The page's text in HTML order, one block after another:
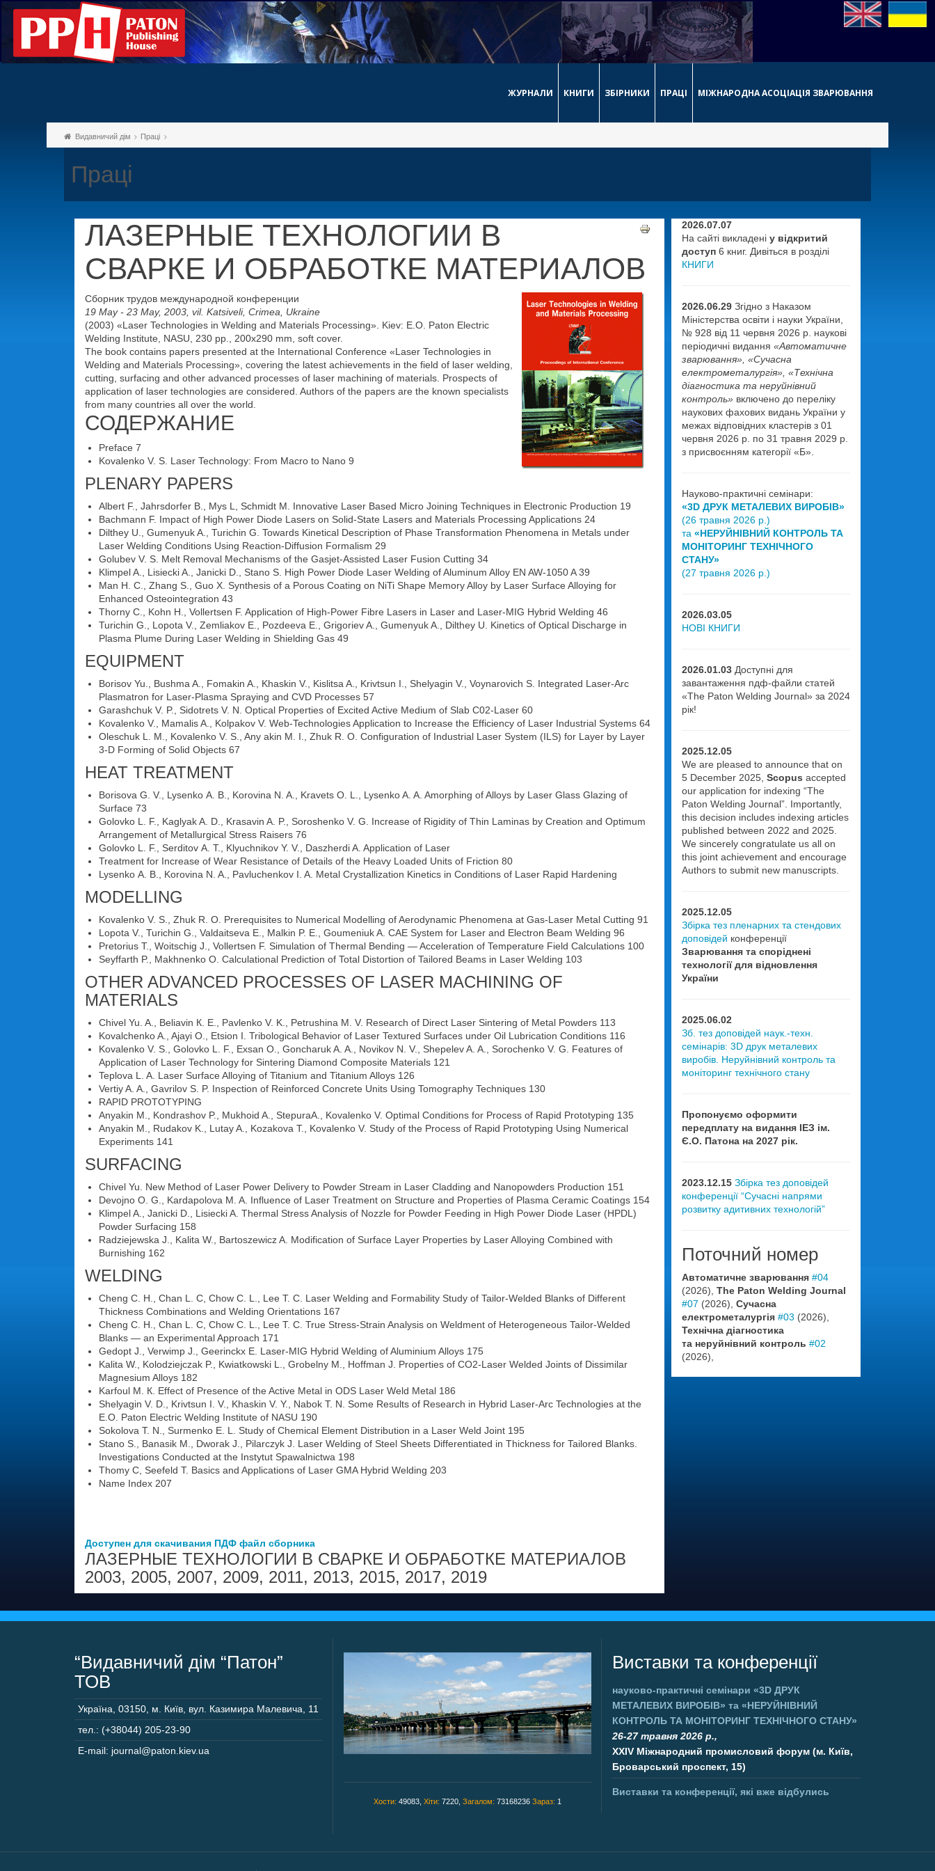
ЖУРНАЛИ КНИГИ ЗБІРНИКИ ПРАЦІ МІЖНАРОДНА АСОЦІАЦІЯ ЗВАРЮВАННЯ
Видавничий дім Праці
Праці
ЛАЗЕРНЫЕ ТЕХНОЛОГИИ В
СВАРКЕ И ОБРАБОТКЕ МАТЕРИАЛОВ
Сборник трудов международной конференции
19 May - 23 May, 2003, vil. Katsiveli, Crimea, Ukraine
(2003) «Laser Technologies in Welding and Materials Processing». Kiev: E.O. Paton Electric
Welding Institute, NASU, 230 pp., 200x290 mm, soft cover.
The book contains papers presented at the International Conference «Laser Technologies in
Welding and Materials Processing», covering the latest achievements in the field of laser welding,
cutting, surfacing and other advanced processes of laser machining of materials. Prospects of
application of laser technologies are considered. Authors of the papers are the known specialists
from many countries all over the world.
СОДЕРЖАНИЕ
Preface 7
Kovalenko V. S. Laser Technology: From Macro to Nano 9
PLENARY PAPERS
Albert F., Jahrsdorfer В., Mys L, Schmidt M. Innovative Laser Based Micro Joining Techniques in Electronic Production 19
Bachmann F. Impact of High Power Diode Lasers on Solid-State Lasers and Materials Processing Applications 24
Dilthey U., Gumenyuk A., Turichin G. Towards Kinetical Description of Phase Transformation Phenomena in Metals under
Laser Welding Conditions Using Reaction-Diffusion Formalism 29
Golubev V. S. Melt Removal Mechanisms of the Gasjet-Assisted Laser Fusion Cutting 34
Klimpel A., Lisiecki A., Janicki D., Stano S. High Power Diode Laser Welding of Aluminum Alloy EN AW-1050 A 39
Man H. C., Zhang S., Guo X. Synthesis of a Porous Coating on NiTi Shape Memory Alloy by Laser Surface Alloying for
Enhanced Osteointegration 43
Thorny C., Kohn H., Vollertsen F. Application of High-Power Fibre Lasers in Laser and Laser-MIG Hybrid Welding 46
Turichin G., Lopota V., Zemliakov E., Pozdeeva E., Grigoriev A., Gumenyuk A., Dilthey U. Kinetics of Optical Discharge in
Plasma Plume During Laser Welding in Shielding Gas 49
EQUIPMENT
Borisov Yu., Bushma A., Fomakin A., Khaskin V., Kislitsa A., Krivtsun I., Shelyagin V., Voynarovich S. Integrated Laser-Arc
Plasmatron for Laser-Plasma Spraying and CVD Processes 57
Garashchuk V. P., Sidotrets V. N. Optical Properties of Excited Active Medium of Slab C02-Laser 60
Kovalenko V., Mamalis A., Kolpakov V. Web-Technologies Application to Increase the Efficiency of Laser Industrial Systems 64
Oleschuk L. M., Kovalenko V. S., Any akin M. I., Zhuk R. O. Configuration of Industrial Laser System (ILS) for Layer by Layer
3-D Forming of Solid Objects 67
HEAT TREATMENT
Borisova G. V., Lysenko А. В., Korovina N. A., Kravets O. L., Lysenko A. A. Amorphing of Alloys by Laser Glass Glazing of
Surface 73
Golovko L. F., Kaglyak A. D., Krasavin A. P., Soroshenko V. G. Increase of Rigidity of Thin Laminas by Creation and Optimum
Arrangement of Metallurgical Stress Raisers 76
Golovko L. F., Serditov А. Т., Klyuchnikov Y. V., Daszherdi A. Application of Laser
Treatment for Increase of Wear Resistance of Details of the Heavy Loaded Units of Friction 80
Lysenko А. В., Korovina N. A., Pavluchenkov I. A. Metal Crystallization Kinetics in Conditions of Laser Rapid Hardening
MODELLING
Kovalenko V. S., Zhuk R. O. Prerequisites to Numerical Modelling of Aerodynamic Phenomena at Gas-Laser Metal Cutting 91
Lopota V., Turichin G., Valdaitseva E., Malkin P. E., Goumeniuk A. CAE System for Laser and Electron Beam Welding 96
Pretorius Т., Woitschig J., Vollertsen F. Simulation of Thermal Bending — Acceleration of Temperature Field Calculations 100
Seyffarth P., Makhnenko O. Calculational Prediction of Total Distortion of Tailored Beams in Laser Welding 103
OTHER ADVANCED PROCESSES OF LASER MACHINING OF
MATERIALS
Chivel Yu. A., Beliavin К. E., Pavlenko V. K., Petrushina M. V. Research of Direct Laser Sintering of Metal Powders 113
Kovalchenko A., Ajayi O., Etsion I. Tribological Behavior of Laser Textured Surfaces under Oil Lubrication Conditions 116
Kovalenko V. S., Golovko L. F., Exsan O., Goncharuk A. A., Novikov N. V., Shepelev A. A., Sorochenko V. G. Features of
Application of Laser Technology for Sintering Diamond Composite Materials 121
Teplova L. A. Laser Surface Alloying of Titanium and Titanium Alloys 126
Vertiy A. A., Gavrilov S. P. Inspection of Reinforced Concrete Units Using Tomography Techniques 130
RAPID PROTOTYPING
Anyakin M., Kondrashov P., Mukhoid A., StepuraA., Kovalenko V. Optimal Conditions for Process of Rapid Prototyping 135
Anyakin M., Rudakov K., Lutay A., Kozakova Т., Kovalenko V. Study of the Process of Rapid Prototyping Using Numerical
Experiments 141
SURFACING
Chivel Yu. New Method of Laser Power Delivery to Powder Stream in Laser Cladding and Nanopowders Production 151
Devojno O. G., Kardapolova M. A. Influence of Laser Treatment on Structure and Properties of Plasma Ceramic Coatings 154
Klimpel A., Janicki D., Lisiecki A. Thermal Stress Analysis of Nozzle for Powder Feeding in High Power Diode Laser (HPDL)
Powder Surfacing 158
Radziejewska J., Kalita W., Bartoszewicz A. Modification of Surface Layer Properties by Laser Alloying Combined with
Burnishing 162
WELDING
Cheng С. H., Chan L. C, Chow C. L., Lee Т. C. Laser Welding and Formability Study of Tailor-Welded Blanks of Different
Thickness Combinations and Welding Orientations 167
Cheng С. H., Chan L. C, Chow C. L., Lee Т. C. True Stress-Strain Analysis on Weldment of Heterogeneous Tailor-Welded
Blanks — an Experimental Approach 171
Gedopt J., Verwimp J., Geerinckx E. Laser-MIG Hybrid Welding of Aluminium Alloys 175
Kalita W., Kolodziejczak P., Kwiatkowski L., Grobelny M., Hoffman J. Properties of СО2-Laser Welded Joints of Dissimilar
Magnesium Alloys 182
Karfoul M. К. Effect of Presence of the Active Metal in ODS Laser Weld Metal 186
Shelyagin V. D., Krivtsun I. V., Khaskin V. Y., Nabok T. N. Some Results of Research in Hybrid Laser-Arc Technologies at the
E.O. Paton Electric Welding Institute of NASU 190
Sokolova T. N., Surmenko E. L. Study of Chemical Element Distribution in a Laser Weld Joint 195
Stano S., Banasik M., Dworak J., Pilarczyk J. Laser Welding of Steel Sheets Differentiated in Thickness for Tailored Blanks.
Investigations Conducted at the Instytut Spawalnictwa 198
Thomy C, Seefeld T. Basics and Applications of Laser GMA Hybrid Welding 203
Name Index 207
Доступен для скачивания ПДФ файл сборника
ЛАЗЕРНЫЕ ТЕХНОЛОГИИ В СВАРКЕ И ОБРАБОТКЕ МАТЕРИАЛОВ
2003, 2005, 2007, 2009, 2011, 2013, 2015, 2017, 2019
2026.07.07
На сайті викладені у відкритий
доступ6 книг. Дивіться в розділі
КНИГИ
2026.06.29Згідно з Наказом
Міністерства освіти і науки України,
№ 928 від 11 червня 2026 р. наукові
періодичні видання «Автоматичне
зварювання», «Сучасна
електрометалургія», «Технічна
діагностика та неруйнівний
контроль»включено до переліку
наукових фахових видань України у
межах відповідних кластерів з 01
червня 2026 р. по 31 травня 2029 р.
з присвоєнням категорії «Б».
Науково-практичні семінари:
«3D ДРУК МЕТАЛЕВИХ ВИРОБІВ»
(26 травня 2026 р.)
та «НЕРУЙНІВНИЙ КОНТРОЛЬ ТА
МОНІТОРИНГ ТЕХНІЧНОГО
СТАНУ»
(27 травня 2026 р.)
2026.03.05
НОВІ КНИГИ
2026.01.03Доступні для
завантаження пдф-файли статей
«The Paton Welding Journal» за 2024
рік!
2025.12.05
We are pleased to announce that on
5 December 2025, Scopus accepted
our application for indexing “The
Paton Welding Journal”. Importantly,
this decision includes indexing articles
published between 2022 and 2025.
We sincerely congratulate us all on
this joint achievement and encourage
Authors to submit new manuscripts.
2025.12.05
Збірка тез пленарних та стендових
доповідей конференції
Зварювання та споріднені
технології для відновлення
України
2025.06.02
Зб. тез доповідей наук.-техн.
семінарів: 3D друк металевих
виробів. Неруйнівний контроль та
моніторинг технічного стану
Пропонуємо оформити
передплату на видання ІЕЗ ім.
Є.О. Патона на 2027 рік.
2023.12.15 Збірка тез доповідей
конференції “Сучасні напрями
розвитку адитивних технологій”
Поточний номер
Автоматичне зварювання #04
(2026), The Paton Welding Journal
#07 (2026), Сучасна
електрометалургія #03 (2026),
Технічна діагностика
та неруйнівний контроль #02
(2026),
“Видавничий дім “Патон”
ТОВ
Україна 03150 м. Київ, вул. Казимира Малевича, 11
тел.: (+38044) 205-23-90
E-mail: journal@paton.kiev.ua
Хости: 49083, Хіти: 7220, Загалом: 73168236 Зараз: 1
Виставки та конференції
науково-практичні семінари«3D ДРУК
МЕТАЛЕВИХ ВИРОБІВ» та«НЕРУЙНІВНИЙ
КОНТРОЛЬ ТА МОНІТОРИНГ ТЕХНІЧНОГО СТАНУ»
26-27 травня 2026 р.,
XXIV Міжнародний промисловий форум (м. Київ,
Броварський проспект, 15)
Виставки та конференції, які вже відбулись